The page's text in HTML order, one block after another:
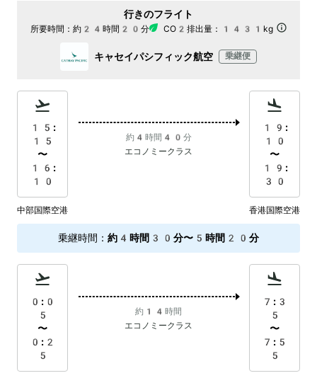
行きのフライト
所要時間： 約24時間20分 CO2排出量： 1431kg
キャセイパシフィック航空 乗継便
15:
15
〜
16:
10
約4時間40分
エコノミークラス
19:
10
〜
19:
30
中部国際空港 香港国際空港
乗継時間 ： 約4時間30分〜5時間20分
0:0
5
〜
0:2
5
約14時間
エコノミークラス
7:3
5
〜
7:5
5